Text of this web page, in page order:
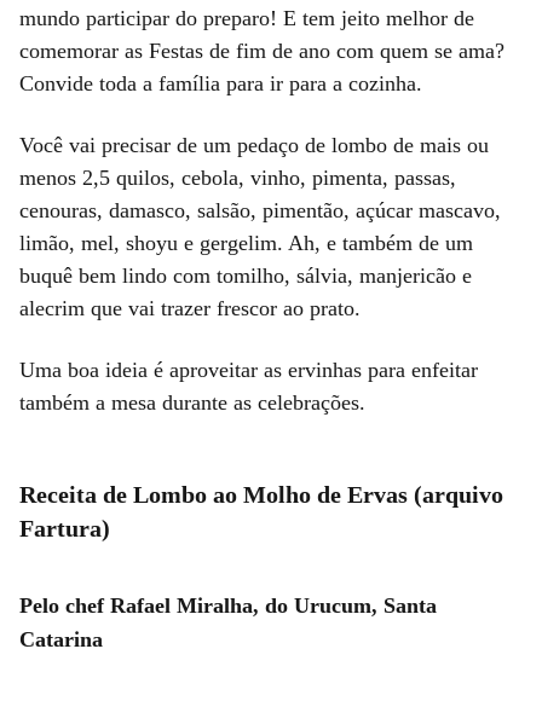
mundo participar do preparo! E tem jeito melhor de
comemorar as Festas de fim de ano com quem se ama?
Convide toda a família para ir para a cozinha.
Você vai precisar de um pedaço de lombo de mais ou
menos 2,5 quilos, cebola, vinho, pimenta, passas,
cenouras, damasco, salsão, pimentão, açúcar mascavo,
limão, mel, shoyu e gergelim. Ah, e também de um
buquê bem lindo com tomilho, sálvia, manjericão e
alecrim que vai trazer frescor ao prato.
Uma boa ideia é aproveitar as ervinhas para enfeitar
também a mesa durante as celebrações.
Receita de Lombo ao Molho de Ervas (arquivo
Fartura)
Pelo chef Rafael Miralha, do Urucum, Santa
Catarina